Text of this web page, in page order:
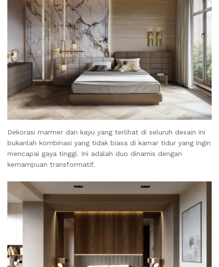
Dekorasi marmer dan kayu yang terlihat di seluruh desain ini
bukanlah kombinasi yang tidak biasa di kamar tidur yang ingin
mencapai gaya tinggi. Ini adalah duo dinamis dengan
kemampuan transformatif.